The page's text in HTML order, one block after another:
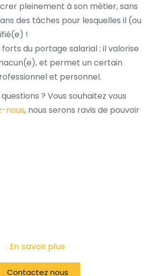
pleinement à son métier, sans
des tâches pour lesquelles il (ou
!
forts du portage salarial : il valorise
et permet un certain
et personnel.
? Vous souhaitez vous
nous, nous serons ravis de pouvoir
En savoir plus
Contactez nous